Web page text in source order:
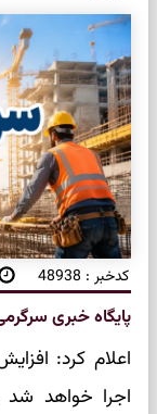
کدخبر : 48938
پایگاه خبری
اعلام کرد:
اجرا خواهد شد